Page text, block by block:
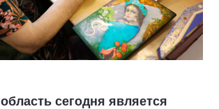
сегодня является